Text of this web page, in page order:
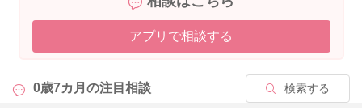
アプリで相談する
0歳7カ月の注目相談 検索する